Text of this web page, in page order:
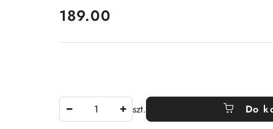
cena:
189.00
szt. Do